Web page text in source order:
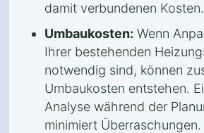
damit verbundenen Kosten.
Umbaukosten: Wenn
Ihrer bestehenden
notwendig sind, können
Umbaukosten entstehen.
Analyse während der
minimiert Überraschungen.